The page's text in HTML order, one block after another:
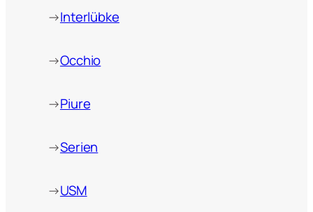
→Interlübke
→Occhio
→Piure
→Serien
→USM